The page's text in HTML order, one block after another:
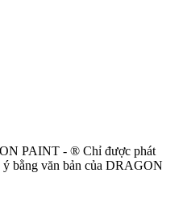
PAINT - ® Chỉ được phát
bằng văn bản của DRAGON